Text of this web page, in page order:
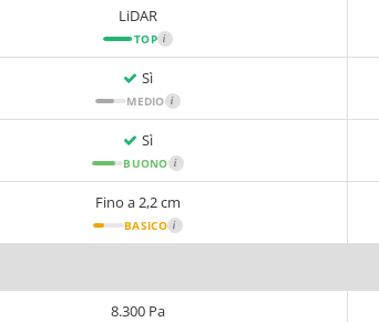
LiDAR
TOP i
Sì
MEDIO i
Sì
BUONO i
Fino a 2,2 cm
BASICO i
8.300 Pa